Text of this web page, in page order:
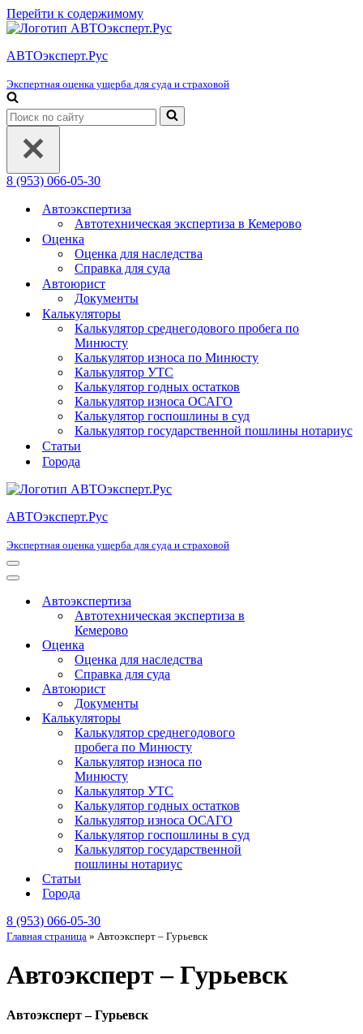
Перейти к содержимому
АВТОэксперт.Рус
Экспертная оценка ущерба для суда и страховой
Искать...
8 (953) 066-05-30
Автоэкспертиза
Автотехническая экспертиза в Кемерово
Оценка
Оценка для наследства
Справка для суда
Автоюрист
Документы
Калькуляторы
Калькулятор среднегодового пробега по
Минюсту
Калькулятор износа по Минюсту
Калькулятор УТС
Калькулятор годных остатков
Калькулятор износа ОСАГО
Калькулятор госпошлины в суд
Калькулятор государственной пошлины нотариус
Статьи
Города
АВТОэксперт.Рус
Экспертная оценка ущерба для суда и страховой
Меню
навигации
Меню
навигацииАвтоэкспертиза
Автотехническая экспертиза в
Кемерово
Оценка
Оценка для наследства
Справка для суда
Автоюрист
Документы
Калькуляторы
Калькулятор среднегодового
пробега по Минюсту
Калькулятор износа по
Минюсту
Калькулятор УТС
Калькулятор годных остатков
Калькулятор износа ОСАГО
Калькулятор госпошлины в суд
Калькулятор государственной
пошлины нотариус
Статьи
Города
8 (953) 066-05-30
Главная страница » Автоэксперт – Гурьевск
Автоэксперт – Гурьевск
Автоэксперт – Гурьевск